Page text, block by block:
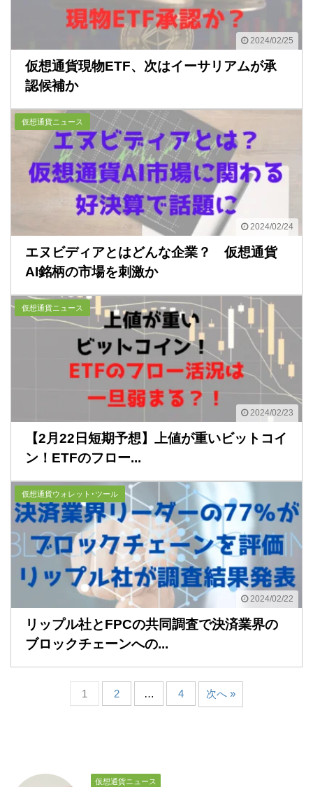
2024/02/25
仮想通貨現物ETF、次はイーサリアムが承
認候補か
2024/02/24
仮想通貨ニュース
エヌビディアとはどんな企業？ 仮想通貨
AI銘柄の市場を刺激か
2024/02/23
仮想通貨ニュース
【2月22日短期予想】上値が重いビットコイ
ン！ETFのフロー...
2024/02/22
仮想通貨ウォレット･ツール
リップル社とFPCの共同調査で決済業界の
ブロックチェーンへの...
1 2 … 4 次へ »
仮想通貨ニュース